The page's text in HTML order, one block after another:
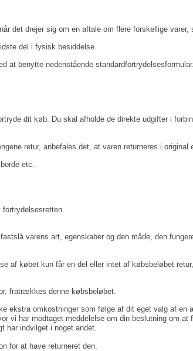
det drejer sig om en aftale om flere forskellige
del i fysisk besiddelse.
benytte nedenstående
dit køb. Du skal afholde de direkte udgifter i
retur, anbefales det, at varen returneres i original
etc.
varens art, egenskaber og den måde, den
af købet kun får en del eller intet af købsbeløbet
fratrækkes denne købsbeløbet.
ekstra omkostninger som følge af dit eget valg af en
har modtaget meddelelse om din beslutning om at
har indvilget i noget andet.
for at have returneret den.